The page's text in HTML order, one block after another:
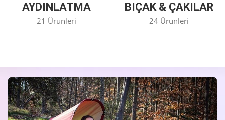
AYDINLATMA
21 Ürünleri
BIÇAK & ÇAKILAR
24 Ürünleri